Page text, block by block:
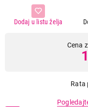
Dodaj u listu želja
Cena
Rata